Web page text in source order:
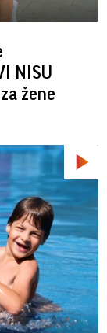
NISU
žene